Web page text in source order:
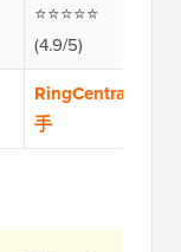
⭐⭐⭐⭐⭐
(4.9/5)
RingCentralを入
手